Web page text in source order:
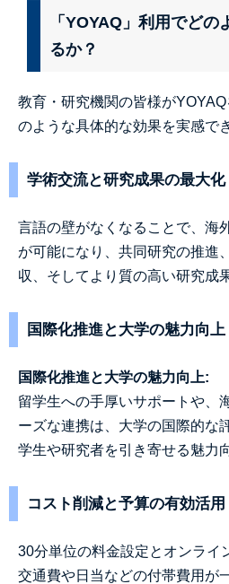
「YOYAQ」利用でど
るか？
教育・研究機関の皆様が
のような具体的な効果を実感で
学術交流と研究成果の最大化
言語の壁がなくなることで、海
が可能になり、共同研究の推進
収、そしてより質の高い研究成
国際化推進と大学の魅力向上
国際化推進と大学の魅力向上:
留学生への手厚いサポートや、
ーズな連携は、大学の国際的な
学生や研究者を引き寄せる魅力
コスト削減と予算の有効活用
30分単位の料金設定とオンライ
交通費や日当などの付帯費用が